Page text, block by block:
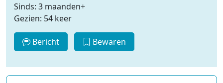
Sinds: 3 maanden+
Gezien: 54 keer
Bericht Bewaren